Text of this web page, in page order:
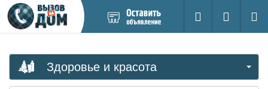
новое
Поиск
Вход на
Здоровье и красота